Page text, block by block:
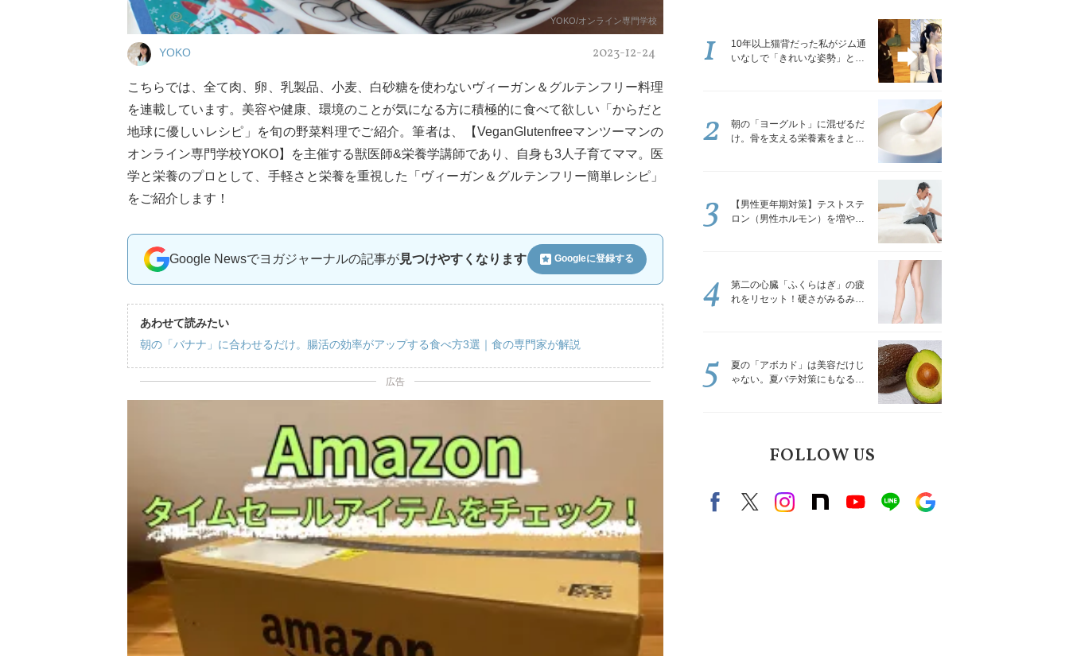
YOKO/オンライン専門学校
YOKO 2023-12-24
こちらでは、全て肉、卵、乳製品、小麦、白砂糖を使わないヴィーガン＆グルテンフリー料理
を連載しています。美容や健康、環境のことが気になる方に積極的に食べて欲しい「からだと
地球に優しいレシピ」を旬の野菜料理でご紹介。筆者は、【VeganGlutenfreeマンツーマンの
オンライン専門学校YOKO】を主催する獣医師&栄養学講師であり、自身も3人子育てママ。医
学と栄養のプロとして、手軽さと栄養を重視した「ヴィーガン＆グルテンフリー簡単レシピ」
をご紹介します！
Google Newsでヨガジャーナルの記事が見つけやすくなります Googleに登録する
あわせて読みたい
朝の「バナナ」に合わせるだけ。腸活の効率がアップする食べ方3選｜食の専門家が解説
広告
10年以上猫背だった私がジム通
いなしで「きれいな姿勢」と褒
1
朝の「ヨーグルト」に混ぜるだ
け。骨を支える栄養素をまとめ
2
【男性更年期対策】テストステ
ロン（男性ホルモン）を増やす
3
第二の心臓「ふくらはぎ」の疲
れをリセット！硬さがみるみる
4
夏の「アボカド」は美容だけじ
ゃない。夏バテ対策にもなる意
5
FOLLOW US
FacebookX（旧twitter）
instagram
note Youtubeline